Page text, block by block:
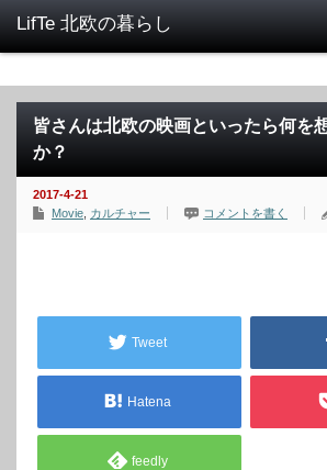
皆さんは北欧の映画といったら何を
か？
2017-4-21
Movie カルチャー コメントを書く
Tweet
Hatena
feedly